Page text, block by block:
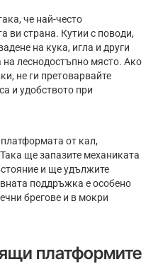
че най-често
ви страна. Кутии с поводи,
на кука, игла и други
на леснодостъпно място. Ако
не ги претоварвайте
и удобството при
от кал,
ще запазите механиката
и ще удължите
поддръжка е особено
брегове и в мокри
платформите